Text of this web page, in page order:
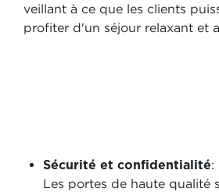
veillant à ce que les clients
profiter d'un séjour relaxant et
Sécurité et confidentialité:
Les portes de haute qualité